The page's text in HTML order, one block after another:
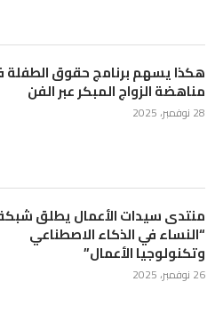
هكذا يسهم برنامج حقوق الطفلة
مناهضة الزواج المبكر عبر الفن
28 نوفمبر، 2025
منتدى سيدات الأعمال يطلق
“النساء في الذكاء الاصطناعي
وتكنولوجيا الأعمال”
26 نوفمبر، 2025